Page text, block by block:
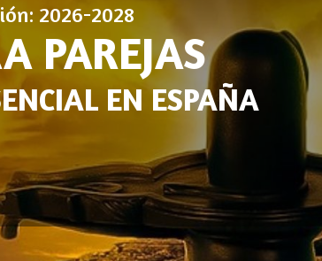
2026-2028
PAREJAS
EN ESPAÑA